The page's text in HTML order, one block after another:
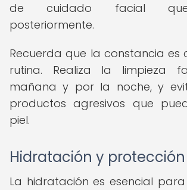
de cuidado facial
posteriormente.
Recuerda que la constancia es
rutina. Realiza la limpieza
mañana y por la noche, y
productos agresivos que
piel.
Hidratación y
La hidratación es esencial